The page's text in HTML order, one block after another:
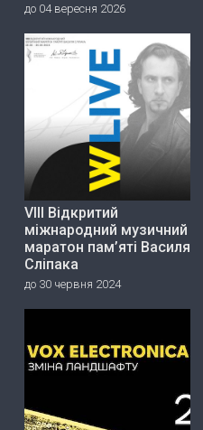
до 04 вересня 2026
VIII Відкритий
міжнародний музичний
маратон пам’яті Василя
Сліпака
до 30 червня 2024